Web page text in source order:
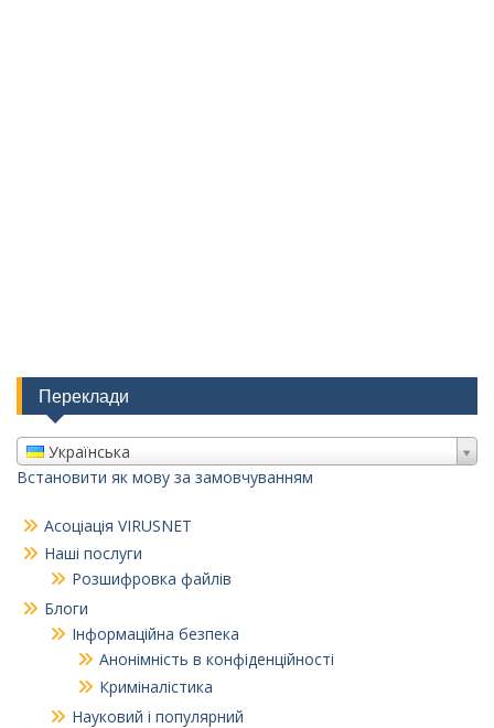
Переклади
Українська
Встановити як мову за замовчуванням
Асоціація VIRUSNET
Наші послуги
Розшифровка файлів
Блоги
Інформаційна безпека
Анонімність в конфіденційності
Криміналістика
Науковий і популярний